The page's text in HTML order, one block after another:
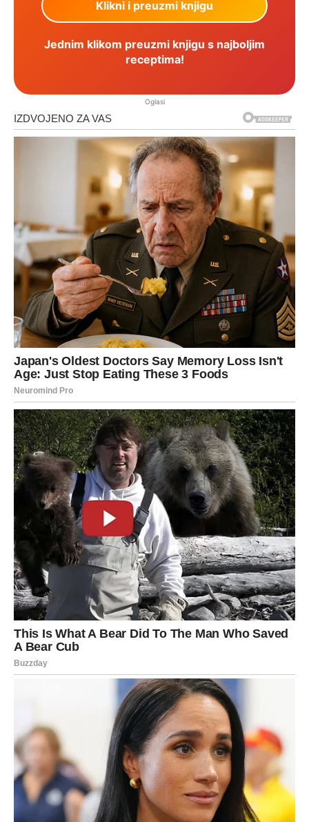
Jednim klikom preuzmi knjigu s najboljim
receptima!
Oglasi